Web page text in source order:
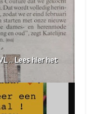
.. Lees hier het